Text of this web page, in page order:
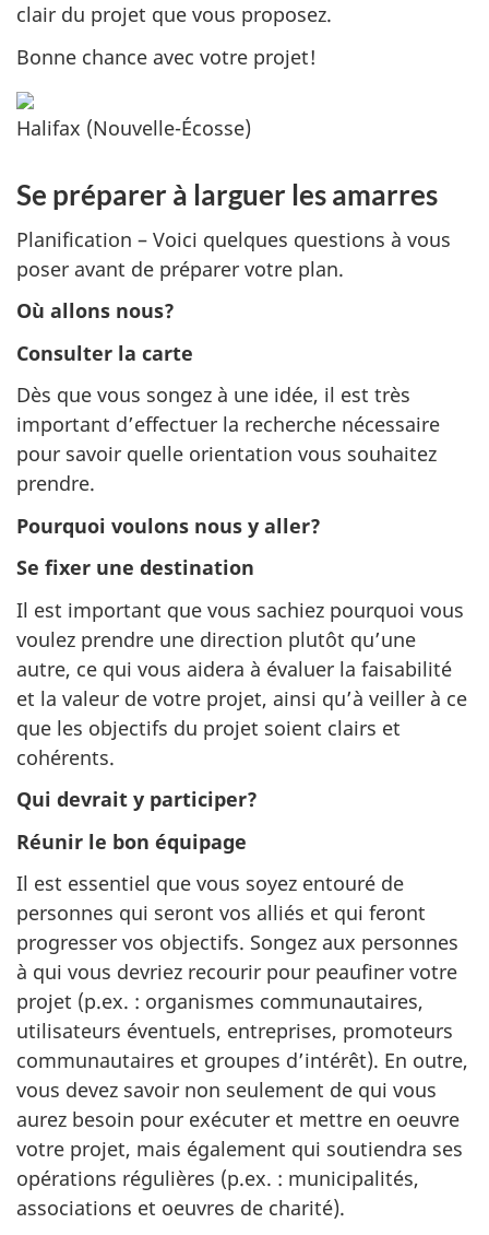
clair du projet que vous proposez.
Bonne chance avec votre projet!
Halifax (Nouvelle-Écosse)
Se préparer à larguer les amarres
Planification – Voici quelques questions à vous
poser avant de préparer votre plan.
Où allons nous?
Consulter la carte
Dès que vous songez à une idée, il est très
important d’effectuer la recherche nécessaire
pour savoir quelle orientation vous souhaitez
prendre.
Pourquoi voulons nous y aller?
Se fixer une destination
Il est important que vous sachiez pourquoi vous
voulez prendre une direction plutôt qu’une
autre, ce qui vous aidera à évaluer la faisabilité
et la valeur de votre projet, ainsi qu’à veiller à ce
que les objectifs du projet soient clairs et
cohérents.
Qui devrait y participer?
Réunir le bon équipage
Il est essentiel que vous soyez entouré de
personnes qui seront vos alliés et qui feront
progresser vos objectifs. Songez aux personnes
à qui vous devriez recourir pour peaufiner votre
projet (p.ex. : organismes communautaires,
utilisateurs éventuels, entreprises, promoteurs
communautaires et groupes d’intérêt). En outre,
vous devez savoir non seulement de qui vous
aurez besoin pour exécuter et mettre en oeuvre
votre projet, mais également qui soutiendra ses
opérations régulières (p.ex. : municipalités,
associations et oeuvres de charité).